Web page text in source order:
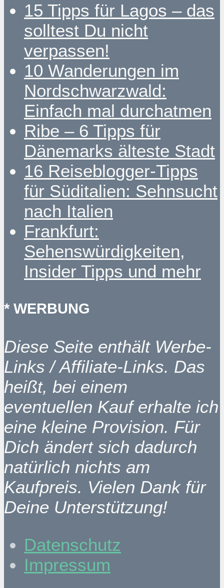
15 Tipps für Lagos – das
solltest Du nicht
verpassen!
10 Wanderungen im
Nordschwarzwald:
Einfach mal durchatmen
Ribe – 6 Tipps für
Dänemarks älteste Stadt
16 Reiseblogger-Tipps
für Süditalien: Sehnsucht
nach Italien
Frankfurt:
Sehenswürdigkeiten,
Insider Tipps und mehr
* WERBUNG
Diese Seite enthält Werbe-
Links / Affiliate-Links. Das
heißt, bei einem
eventuellen Kauf erhalte ich
eine kleine Provision. Für
Dich ändert sich dadurch
natürlich nichts am
Kaufpreis. Vielen Dank für
Deine Unterstützung!
Datenschutz
Impressum